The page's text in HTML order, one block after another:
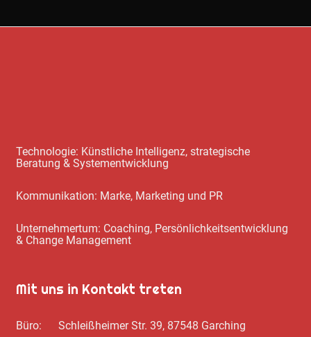
Technologie: Künstliche Intelligenz, strategische
Beratung & Systementwicklung
Kommunikation: Marke, Marketing und PR
Unternehmertum: Coaching, Persönlichkeitsentwicklung
& Change Management
Mit uns in Kontakt treten
Büro: Schleißheimer Str. 39, 87548 Garching